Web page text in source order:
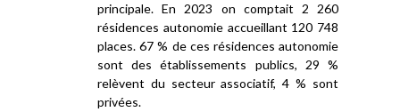
principale. En 2023 on comptait 2 260
résidences autonomie accueillant 120 748
places. 67 % de ces résidences autonomie
sont des établissements publics, 29 %
relèvent du secteur associatif, 4 % sont
privées.